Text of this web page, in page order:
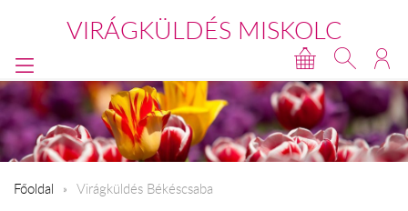
VIRÁGKÜLDÉS MISKOLC
Főoldal Virágküldés Békéscsaba